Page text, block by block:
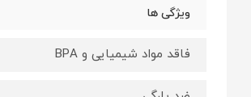
ویژگی ها
فاقد مواد شیمیایی و BPA